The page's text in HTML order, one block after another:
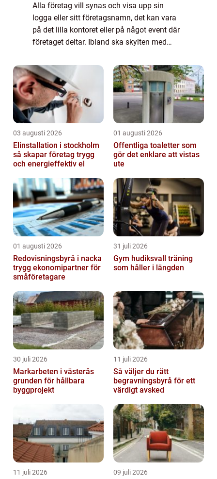
Alla företag vill synas och visa upp sin
logga eller sitt företagsnamn, det kan vara
på det lilla kontoret eller på något event där
företaget deltar. Ibland ska skylten med
03 augusti 2026
Elinstallation i stockholm
så skapar företag trygg
och energieffektiv el
01 augusti 2026
Offentliga toaletter som
gör det enklare att vistas
ute
01 augusti 2026
Redovisningsbyrå i nacka
trygg ekonomipartner för
småföretagare
31 juli 2026
Gym hudiksvall träning
som håller i längden
30 juli 2026
Markarbeten i västerås
grunden för hållbara
byggprojekt
11 juli 2026
Så väljer du rätt
begravningsbyrå för ett
värdigt avsked
11 juli 2026 09 juli 2026